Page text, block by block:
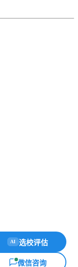
AI 选校评估
微信咨询